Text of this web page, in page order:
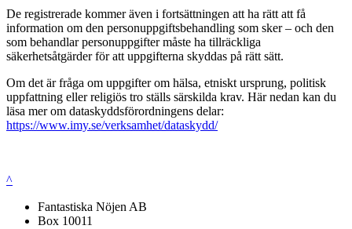
De registrerade kommer även i fortsättningen att ha rätt att få
information om den personuppgiftsbehandling som sker – och den
som behandlar personuppgifter måste ha tillräckliga
säkerhetsåtgärder för att uppgifterna skyddas på rätt sätt.
Om det är fråga om uppgifter om hälsa, etniskt ursprung, politisk
uppfattning eller religiös tro ställs särskilda krav. Här nedan kan du
läsa mer om dataskyddsförordningens delar:
https://www.imy.se/verksamhet/dataskydd/
^
Fantastiska Nöjen AB
Box 10011